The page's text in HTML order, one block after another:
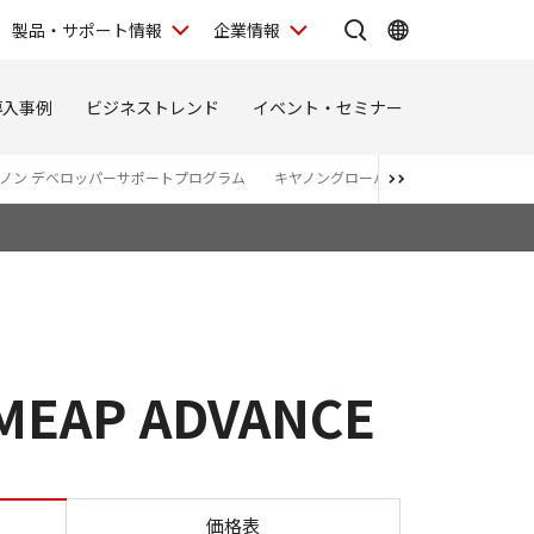
製品・サポート情報 企業情報
事例 ビジネストレンド イベント・セミナー
ン デベロッパーサポートプログラム キヤノングローバルサービス
ADVANCE
for MEAP ADVANCE
価格表